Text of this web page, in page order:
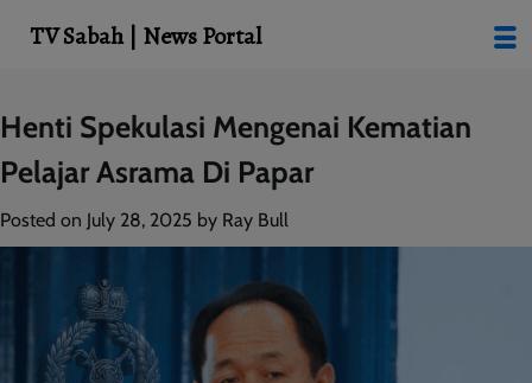
Skip
to
content
Henti Spekulasi Mengenai Kematian
Pelajar Asrama Di Papar
Posted on July 28, 2025 by Ray Bull
TV Sabah | News Portal